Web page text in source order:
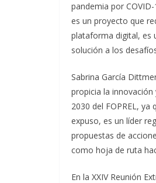
pandemia por
es un proyecto que
plataforma digital, es
solución a los
Sabrina García
propicia la
2030 del FOPREL,
expuso, es un líder
propuestas de
como hoja de ruta
En la XXIV Reunión